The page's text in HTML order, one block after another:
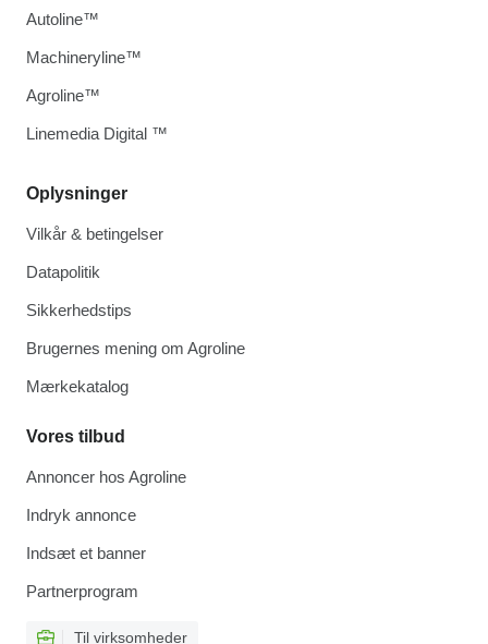
Oplysninger
Vilkår & betingelser
Datapolitik
Sikkerhedstips
Brugernes mening om Agroline
Mærkekatalog
Vores tilbud
Annoncer hos Agroline
Indryk annonce
Indsæt et banner
Partnerprogram
Til virksomheder
Autoline™
Machineryline™
Agroline™
Linemedia Digital ™